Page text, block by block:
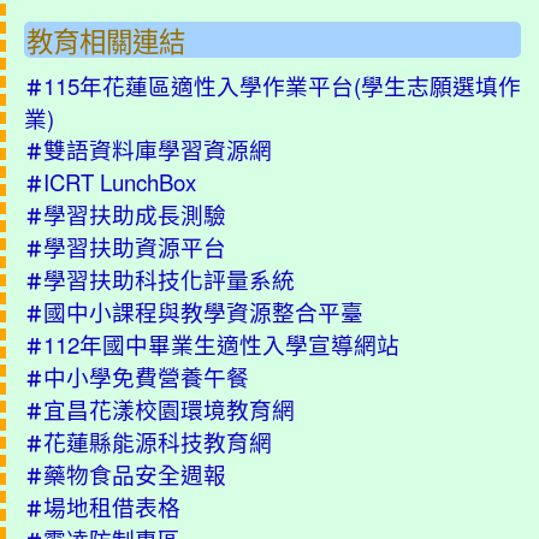
教育相關連結
＃115年花蓮區適性入學作業平台(學生志願選填作
業)
＃雙語資料庫學習資源網
＃ICRT LunchBox
＃學習扶助成長測驗
＃學習扶助資源平台
＃學習扶助科技化評量系統
＃國中小課程與教學資源整合平臺
＃112年國中畢業生適性入學宣導網站
＃中小學免費營養午餐
＃宜昌花漾校園環境教育網
＃花蓮縣能源科技教育網
＃藥物食品安全週報
＃場地租借表格